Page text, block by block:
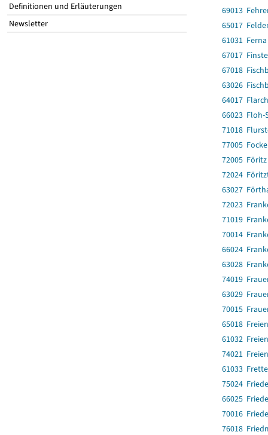
Definitionen und Erläuterungen
Newsletter
69013
65017
61031 Ferna
67017
67018
63026
64017
66023 Floh-
71018
77005
72005 Föritz
72024
63027
72023
71019
70014
66024
63028
74019
63029
70015
65018
61032
74021
61033
75024
66025
70016
76018